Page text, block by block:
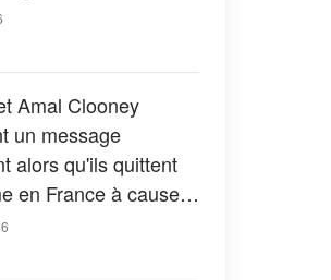
Amal Clooney
un message
alors qu'ils quittent
en France à cause
forêt — Tous les